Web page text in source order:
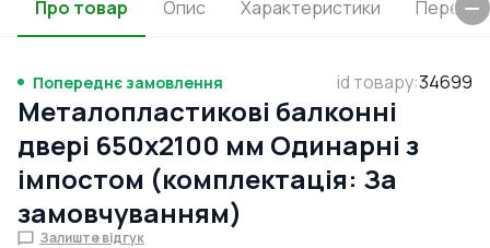
Про товар Опис Характеристики
Попереднє замовлення id товару:34699
Металопластикові балконні
двері 650x2100 мм Одинарні з
імпостом (комплектація: За
замовчуванням)
Залиште відгук